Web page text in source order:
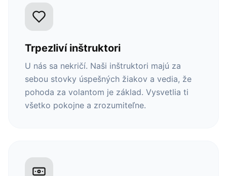
Trpezliví inštruktori
U nás sa nekričí. Naši inštruktori majú za
sebou stovky úspešných žiakov a vedia, že
pohoda za volantom je základ. Vysvetlia ti
všetko pokojne a zrozumiteľne.